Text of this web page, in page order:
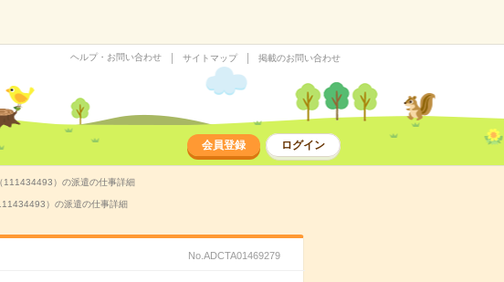
ヘルプ・お問い合わせ サイトマップ 掲載のお問い合わせ
会員登録 ログイン
111434493）の派遣の仕事詳細
）の派遣の仕事詳細
No.ADCTA01469279